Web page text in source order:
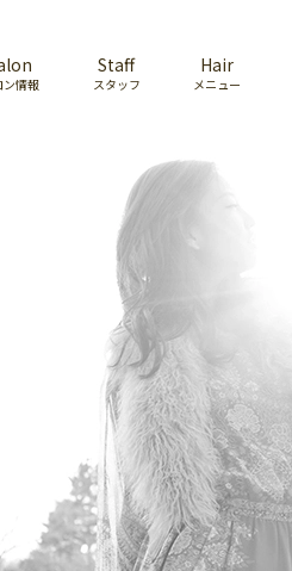
ン情報
Staff
スタッフ
Hair
メニュー